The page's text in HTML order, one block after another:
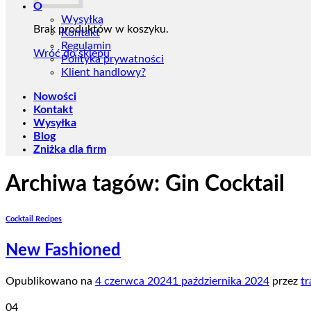
Brak produktów w koszyku.
Wróć do sklepu
O
Wysyłka
Kontakt
Regulamin
Polityka prywatności
Klient handlowy?
Nowości
Kontakt
Wysyłka
Blog
Zniżka dla firm
Archiwa tagów: Gin Cocktail
Cocktail Recipes
New Fashioned
Opublikowano na 4 czerwca 20241 października 2024 przez
04